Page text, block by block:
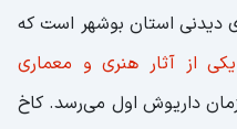
دیدنی استان بوشهر است که
یکی از آثار هنری و معماری
داریوش اول می‌رسد. کاخ